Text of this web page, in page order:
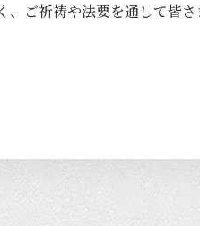
ご祈祷や法要を通して皆さ